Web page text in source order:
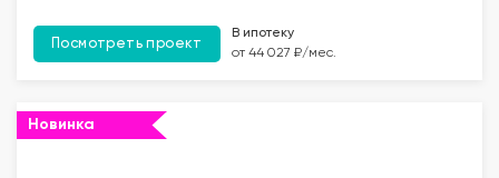
Посмотреть проект
В ипотеку
от 44 027 ₽/мес.
Новинка